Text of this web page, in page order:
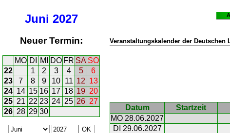
Juni 2027
Neuer Termin:
MO DI MI DO FR SA SO
22
1 2 3 4 5
6
23
7 8 9 10 11 12 13
24 14 15 16 17 18 19 20
25 21 22 23 24 25 26 27
26 28 29 30
Veranstaltungskalender der Deutschen
Datum Startzeit
MO 28.06.2027
DI 29.06.2027